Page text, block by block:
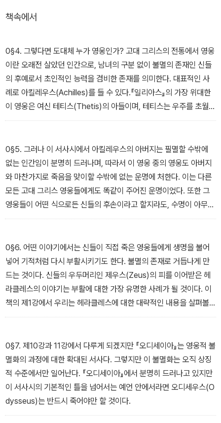
이 책에 등장하는 모든 기록과 작품들은 원래 고대 그리스어로 되어
는 그리스어 원문을 함께 소개하였고, 고대 그리스의 항아리 표면에
새겨진 그림과 같은 유물의 사진들을 통해 부족한 내용을 보충하였
다.
책속에서
0§4. 그렇다면 도대체 누가 영웅인가? 고대 그리스의 전통에서 영웅
이란 오래전 살았던 인간으로, 남녀의 구분 없이 불멸의 존재인 신들
의 후예로서 초인적인 능력을 겸비한 존재를 의미한다. 대표적인 사
례로 아킬레우스(Achilles)를 들 수 있다.『일리아스』의 가장 위대한
이 영웅은 여신 테티스(Thetis)의 아들이며, 테티스는 우주를 초월하
는 힘을 지닌 바다의 여신으로 알려져 있다.
0§5. 그러나 이 서사시에서 아킬레우스의 아버지는 필멸할 수밖에
없는 인간임이 분명히 드러나며, 따라서 이 영웅 중의 영웅도 아버지
와 마찬가지로 죽음을 맞이할 수밖에 없는 운명에 처한다. 이는 다른
모든 고대 그리스 영웅들에게도 똑같이 주어진 운명이었다. 또한 그
영웅들이 어떤 식으로든 신들의 후손이라고 할지라도, 수명이 아무리
길다 해도 영웅들은 결국 죽음을 피할 수 없는 필멸의 존재들이다. 영
명의 평범한 인간이 그 가계도 안에 들어가 있다면 그 뒤를 따르는 모
든 후손들은 결국 죽을 수밖에 없다. 불멸성이 아닌 필멸성이 그만큼
중요한 요인인 것이다.
0§6. 어떤 이야기에서는 신들이 직접 죽은 영웅들에게 생명을 불어
넣어 기적처럼 다시 부활시키기도 한다. 불멸의 존재로 거듭나게 만
드는 것이다. 신들의 우두머리인 제우스(Zeus)의 피를 이어받은 헤
라클레스의 이야기는 부활에 대한 가장 유명한 사례가 될 것이다. 이
책의 제1강에서 우리는 헤라클레스에 대한 대략적인 내용을 살펴볼
것이다. 하지만 그전에 한 가지 기억해야 할 것은 심지어 헤라클레스
다는 사실이다. 독이 뿌려진 겉옷으로 인해 엄청난 고통을 겪은 후 오
이테 산꼭대기에서 불길에 휩싸이는 자신의 장례식을 거친 후에야 비
로소 헤라클레스는 불멸의 존재들 속으로 들어갈 수 있게 되었다. 다
시 말해 불멸의 존재가 될 수 있었다. 하지만 근본적인 고통이라는 사
실은 그대로 남아 있다. 결국 영웅은 태생적으로는 불멸의 존재가 아
닌 것이다.
0§7. 제10강과 11강에서 다루게 되겠지만 『오디세이아』는 영웅적 불
멸화의 과정에 대한 확대된 서사다. 그렇지만 이 불멸화는 오직 상징
적 수준에서만 일어난다. 『오디세이아』에서 분명히 드러나고 있지만
이 서사시의 기본적인 틀을 넘어서는 예언 안에서라면 오디세우스(O
dysseus)는 반드시 죽어야만 할 것이다.